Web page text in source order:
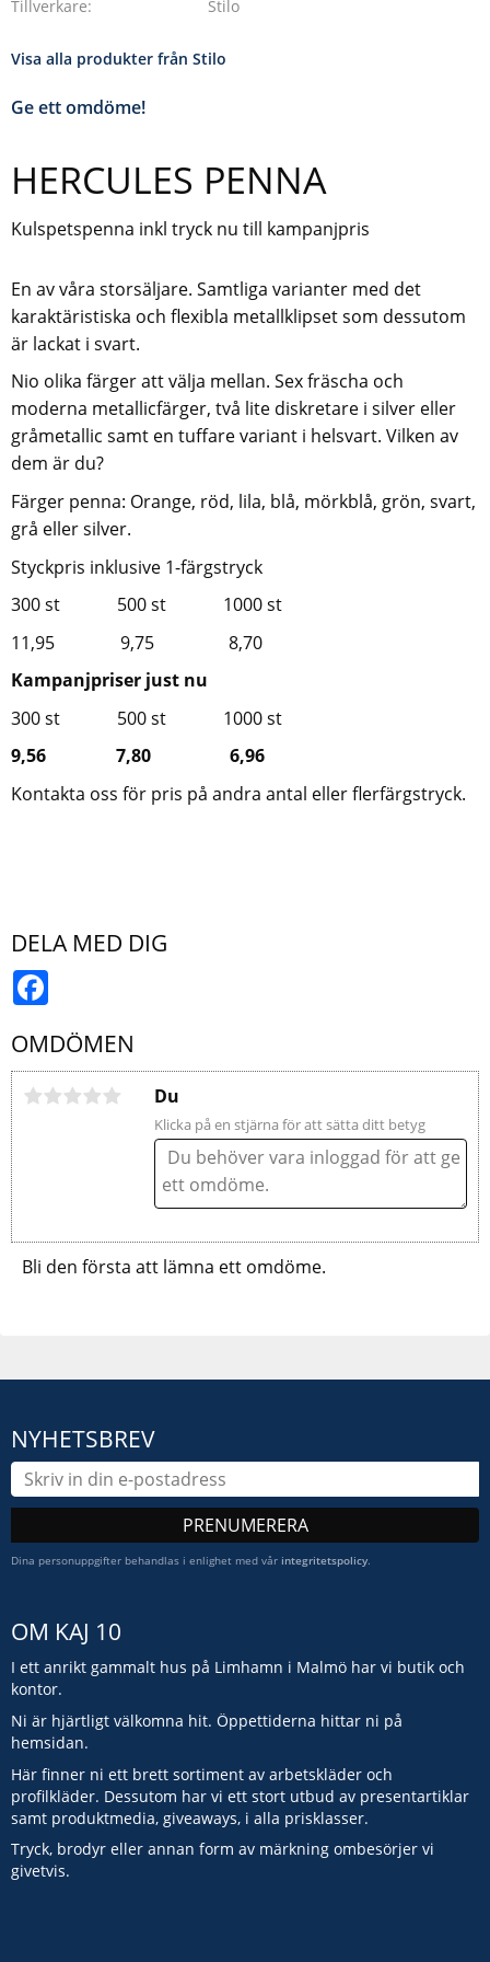
Tillverkare
Stilo
Visa alla produkter från Stilo
Ge ett omdöme!
HERCULES PENNA
Kulspetspenna inkl tryck nu till kampanjpris
En av våra storsäljare. Samtliga varianter med det
karaktäristiska och flexibla metallklipset som dessutom
är lackat i svart.
Nio olika färger att välja mellan. Sex fräscha och
moderna metallicfärger, två lite diskretare i silver eller
gråmetallic samt en tuffare variant i helsvart. Vilken av
dem är du?
Färger penna: Orange, röd, lila, blå, mörkblå, grön, svart,
grå eller silver.
Styckpris inklusive 1-färgstryck
300 st 500 st 1000 st
11,95 9,75 8,70
Kampanjpriser just nu
300 st 500 st 1000 st
9,56 7,80 6,96
Kontakta oss för pris på andra antal eller flerfärgstryck.
DELA MED DIG
OMDÖMEN
Du
Klicka på en stjärna för att sätta ditt betyg
Bli den första att lämna ett omdöme.
NYHETSBREV
PRENUMERERA
Dina personuppgifter behandlas i enlighet med vår integritetspolicy.
OM KAJ 10
I ett anrikt gammalt hus på Limhamn i Malmö har vi butik och
kontor.
Ni är hjärtligt välkomna hit. Öppettiderna hittar ni på
hemsidan.
Här finner ni ett brett sortiment av arbetskläder och
profilkläder. Dessutom har vi ett stort utbud av presentartiklar
samt produktmedia, giveaways, i alla prisklasser.
Tryck, brodyr eller annan form av märkning ombesörjer vi
givetvis.